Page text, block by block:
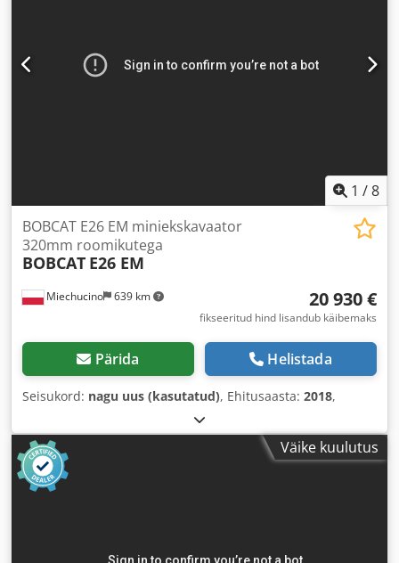
1 /8
Miechucino 639 km
BOBCAT E26 EM miniekskavaator
320mm roomikutega
BOBCAT E26 EM
20 930 €
fikseeritud hind lisandub käibemaks
Pärida Helistada
Seisukord: nagu uus (kasutatud), Ehitusaasta: 2018,
Väike kuulutus